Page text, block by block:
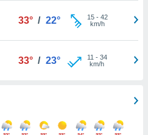
33° / 22° 15- 42
km/h
33° / 23° 11 - 34
km/h